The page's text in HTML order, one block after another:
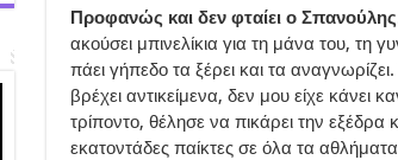
Προφανώς και δεν φταίει ο
ακούσει μπινελίκια για τη μάνα του, τη
πάει γήπεδο τα ξέρει και τα
βρέχει αντικείμενα, δεν μου είχε
τρίποντο, θέλησε να πικάρει την
εκατοντάδες παίκτες σε όλα τα